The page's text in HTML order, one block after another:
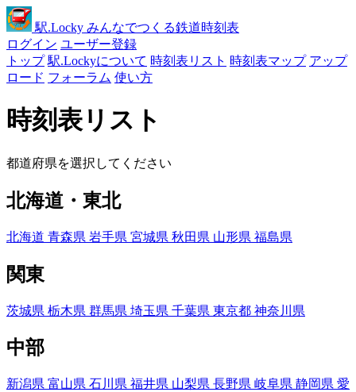
駅.Locky みんなでつくる鉄道時刻表
ログイン ユーザー登録
トップ 駅.Lockyについて 時刻表リスト 時刻表マップ アップ
ロード フォーラム 使い方
時刻表リスト
都道府県を選択してください
北海道・東北
北海道 青森県 岩手県 宮城県 秋田県 山形県 福島県
関東
茨城県 栃木県 群馬県 埼玉県 千葉県 東京都 神奈川県
中部
新潟県 富山県 石川県 福井県 山梨県 長野県 岐阜県 静岡県 愛